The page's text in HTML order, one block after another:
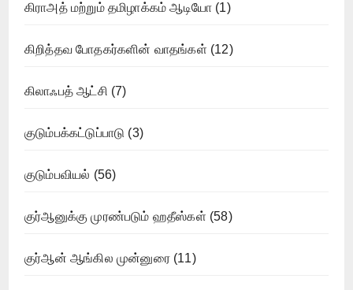
கிராஅத் மற்றும் தமிழாக்கம் ஆடியோ (1)
கிறித்தவ போதகர்களின் வாதங்கள் (12)
கிலாஃபத் ஆட்சி (7)
குடும்பக்கட்டுப்பாடு (3)
குடும்பவியல் (56)
குர்ஆனுக்கு முரண்படும் ஹதீஸ்கள் (58)
குர்ஆன் ஆங்கில முன்னுரை(11)